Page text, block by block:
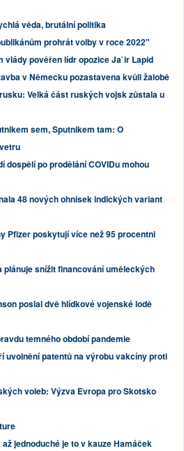
věda, brutální politika
prohrát volby v roce 2022"
vlády pověřen lídr opozice Ja`ir Lapid
v Německu pozastavena kvůli žalobě
Velká část ruských vojsk zůstala u
sem, Sputnikem tam: O
dospělí po prodělání COVIDu mohou
48 nových ohnisek indických variant
Pfizer poskytují více než 95 procentni
plánuje snížit financování uměleckých
poslal dvě hlídkové vojenské lodě
temného období pandemie
uvolnění patentů na výrobu vakcíny proti
voleb: Výzva Evropa pro Skotsko
až jednoduché je to v kauze Hamáček